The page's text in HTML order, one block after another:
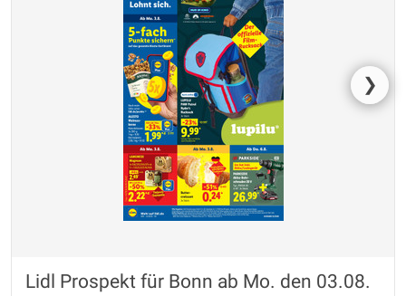
❯
Lidl Prospekt für Bonn ab Mo. den 03.08.